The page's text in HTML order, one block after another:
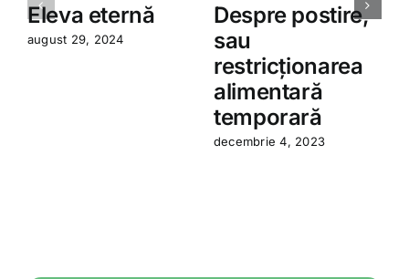
Eleva eternă
august 29, 2024
Despre postire,
sau
restricționarea
alimentară
temporară
decembrie 4, 2023